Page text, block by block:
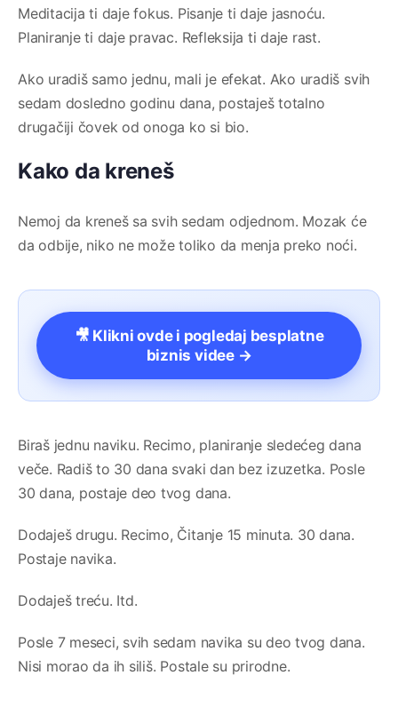
Meditacija ti daje fokus. Pisanje ti daje jasnoću.
Planiranje ti daje pravac. Refleksija ti daje rast.
Ako uradiš samo jednu, mali je efekat. Ako uradiš svih
sedam dosledno godinu dana, postaješ totalno
drugačiji čovek od onoga ko si bio.
Kako da kreneš
Nemoj da kreneš sa svih sedam odjednom. Mozak će
da odbije, niko ne može toliko da menja preko noći.
🎥 Klikni ovde i pogledaj besplatne
biznis videe →
Biraš jednu naviku. Recimo, planiranje sledećeg dana
veče. Radiš to 30 dana svaki dan bez izuzetka. Posle
30 dana, postaje deo tvog dana.
Dodaješ drugu. Recimo, Čitanje 15 minuta. 30 dana.
Postaje navika.
Dodaješ treću. Itd.
Posle 7 meseci, svih sedam navika su deo tvog dana.
Nisi morao da ih siliš. Postale su prirodne.